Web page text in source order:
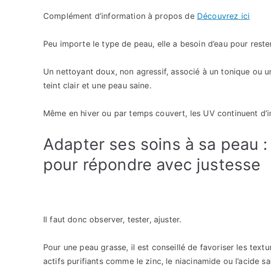
Complément d’information à propos de Découvrez ici
Peu importe le type de peau, elle a besoin d’eau pour
Un nettoyant doux, non agressif, associé à un tonique ou
teint clair et une peau saine.
Même en hiver ou par temps couvert, les UV continuent
Adapter ses soins à sa peau
pour répondre avec justesse
Il faut donc observer, tester, ajuster.
Pour une peau grasse, il est conseillé de favoriser les
actifs purifiants comme le zinc, le niacinamide ou l’acide